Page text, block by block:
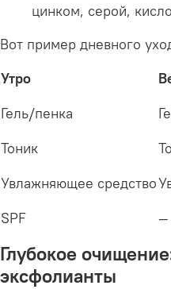
цинком, серой,
Вот пример дневного
Утро
Гель/пенка
Тоник
Увлажняющее средство
SPF
—
Глубокое
эксфолианты